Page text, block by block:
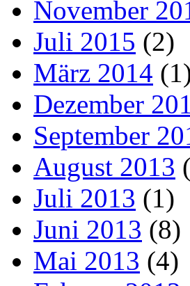
November
Juli 2015 (2)
März 2014
Dezember
September
August 2013
Juli 2013 (1)
Juni 2013 (8)
Mai 2013 (4)